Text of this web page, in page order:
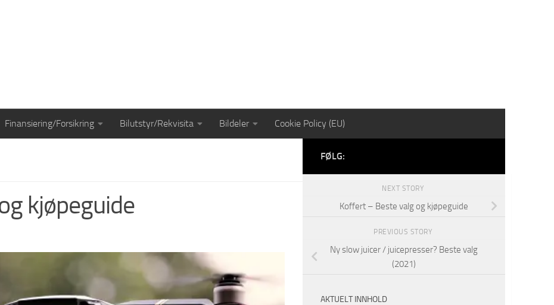
Finansiering/Forsikring Bilutstyr/Rekvisita Bildeler Cookie Policy (EU)
kjøpeguide
FØLG:
NEXT STORY
Koffert – Beste valg og kjøpeguide
PREVIOUS STORY
Ny slow juicer / juicepresser? Beste valg
(2021)
AKTUELT INNHOLD